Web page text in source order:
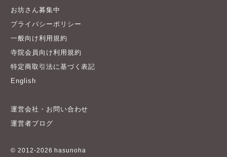
お坊さん募集中
プライバシーポリシー
一般向け利用規約
寺院会員向け利用規約
特定商取引法に基づく表記
English
運営会社・お問い合わせ
運営者ブログ
© 2012-2026 hasunoha